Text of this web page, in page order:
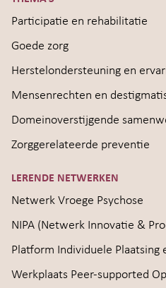
Participatie en rehabilitatie
Goede zorg
Herstelondersteuning en
Mensenrechten en
Domeinoverstijgende
Zorggerelateerde preventie
LERENDE NETWERKEN
Netwerk Vroege Psychose
NIPA (Netwerk Innovatie &
Platform Individuele Plaatsing
Werkplaats Peer-supported